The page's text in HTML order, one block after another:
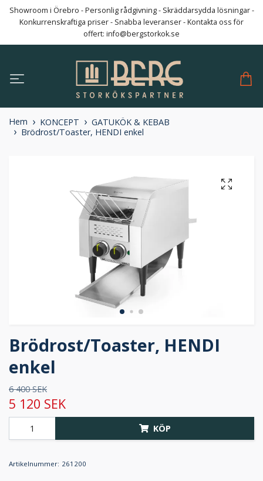
Showroom i Örebro - Personlig rådgivning - Skräddarsydda lösningar -
Konkurrenskraftiga priser - Snabba leveranser - Kontakta oss för
offert: info@bergstorkok.se
Hem KONCEPT
GATUKÖK & KEBAB
Brödrost/Toaster, HENDI enkel
Brödrost/Toaster, HENDI
enkel
6 400 SEK
5 120 SEK
KÖP
Artikelnummer: 261200